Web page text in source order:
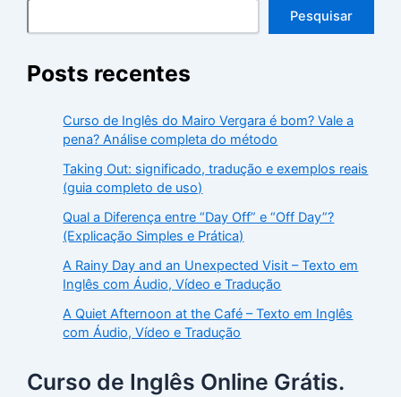
Pesquisar
Posts recentes
Curso de Inglês do Mairo Vergara é bom? Vale a
pena? Análise completa do método
Taking Out: significado, tradução e exemplos reais
(guia completo de uso)
Qual a Diferença entre “Day Off” e “Off Day”?
(Explicação Simples e Prática)
A Rainy Day and an Unexpected Visit – Texto em
Inglês com Áudio, Vídeo e Tradução
A Quiet Afternoon at the Café – Texto em Inglês
com Áudio, Vídeo e Tradução
Curso de Inglês Online Grátis.